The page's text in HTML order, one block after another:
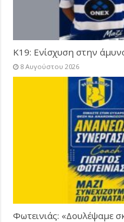
Κ19: Ενίσχυση στην
8 Αυγούστου 2026
Φωτεινιάς: «Δουλέψαμε